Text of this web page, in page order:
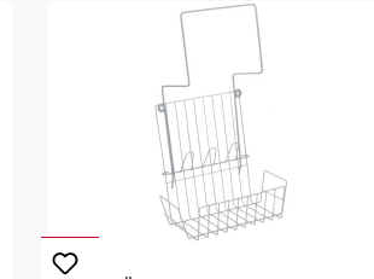
Reinigungsprogramm✓Verbotszonen
/ BarrierenDurch Auslegung von
Magnetbändern
möglichStaubsauger/Bürsten✓Nass-
Wisch-Funktion✓Integrierter
Wassertank✓Motorleistung28WSaugl
eistung1800PaGeräusch<
65dbAkkulaufzeitca.
70minFlächenleistungca.
60m²Sensoren zur